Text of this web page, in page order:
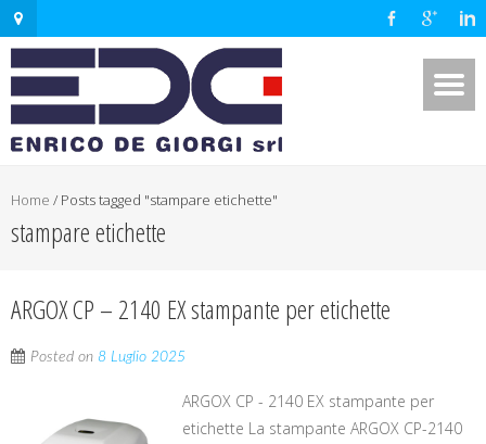
Home / Posts tagged "stampare etichette"
stampare etichette
ARGOX CP – 2140 EX stampante per etichette
Posted on 8 Luglio 2025
ARGOX CP - 2140 EX stampante per
etichette La stampante ARGOX CP-2140